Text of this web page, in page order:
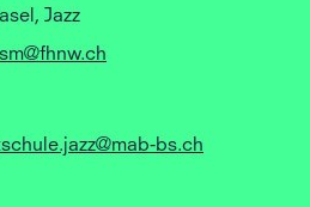
Jazz
bs.ch